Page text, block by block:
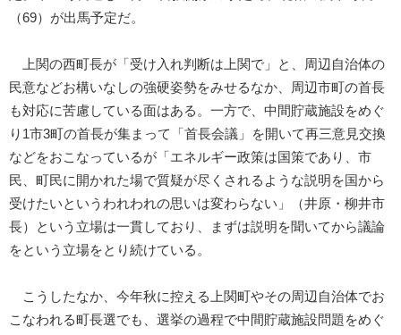
（69）が出馬予定だ。
上関の西町長が「受け入れ判断は上関で」と、周辺自治体の
民意などお構いなしの強硬姿勢をみせるなか、周辺市町の首長
も対応に苦慮している面はある。一方で、中間貯蔵施設をめぐ
り1市3町の首長が集まって「首長会議」を開いて再三意見交換
などをおこなっているが「エネルギー政策は国策であり、市
民、町民に開かれた場で質疑が尽くされるような説明を国から
受けたいというわれわれの思いは変わらない」（井原・柳井市
長）という立場は一貫しており、まずは説明を聞いてから議論
をという立場をとり続けている。
こうしたなか、今年秋に控える上関町やその周辺自治体でお
こなわれる町長選でも、選挙の過程で中間貯蔵施設問題をめぐ